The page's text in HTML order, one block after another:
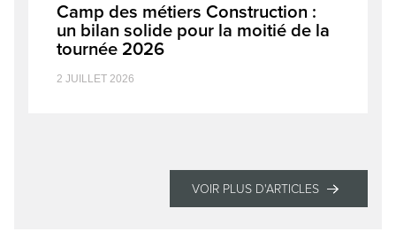
Camp des métiers Construction :
un bilan solide pour la moitié de la
tournée 2026
2 JUILLET 2026
VOIR PLUS D'ARTICLES